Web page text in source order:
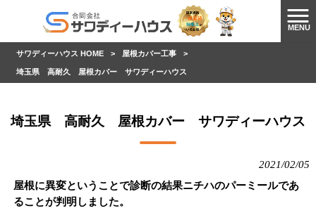
MENU
サワディーハウス HOME > 屋根カバー工事 >
埼玉県 高耐久 屋根カバー サワディーハウス
埼玉県 高耐久 屋根カバー サワディーハウス
2021/02/05
屋根に異変ということで診断の結果ニチハのパーミールであ
ることが判明しました。